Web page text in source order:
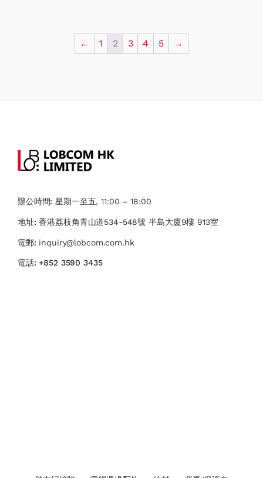
← 1 2 3 4 5 →
辦公時間: 星期一至五, 11:00 – 18:00
地址: 香港荔枝角青山道534-548號 ​半島大廈9樓 913室
電郵: inquiry@lobcom.com.hk
電話:+852 3590 3435